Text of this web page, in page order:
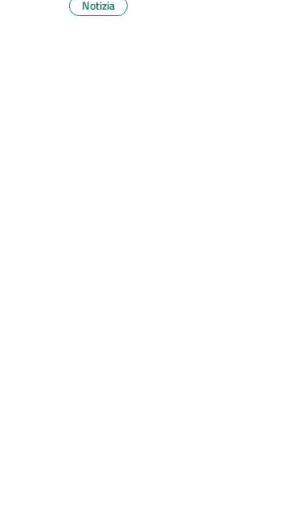
Notizia